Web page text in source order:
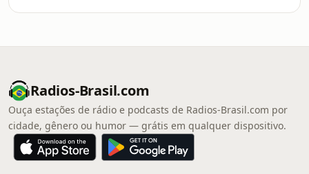
Radios-Brasil.com
Ouça estações de rádio e podcasts de Radios-Brasil.com por
cidade, gênero ou humor — grátis em qualquer dispositivo.